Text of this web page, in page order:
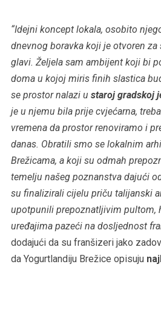
“Idejni koncept lokala, osobito
dnevnog boravka koji je otvoren
glavi. Željela sam ambijent koji bi
doma u kojoj miris finih slastica
se prostor nalazi u staroj gradskoj
je u njemu bila prije cvjećarna,
vremena da prostor renoviramo i
danas. Obratili smo se lokalnim
Brežicama, a koji su odmah
temelju našeg poznanstva dajući
su finalizirali cijelu priču talijanski
upotpunili prepoznatljivim pultom,
uređajima pazeći na dosljednost
dodajući da su franšizeri jako
da Yogurtlandiju Brežice opisuju